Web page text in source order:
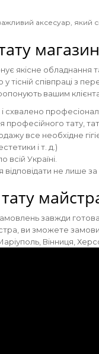
аксесуар, який
якісне обладнання
тісній співпраці з
вашим
схвалено
тату,
все необхідне
і т. д.)
Україні.
відповідати не лише
завжди
ви зможете
Вінниця,